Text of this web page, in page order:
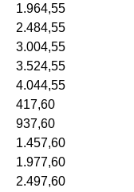
1.964,55
2.484,55
3.004,55
3.524,55
4.044,55
417,60
937,60
1.457,60
1.977,60
2.497,60